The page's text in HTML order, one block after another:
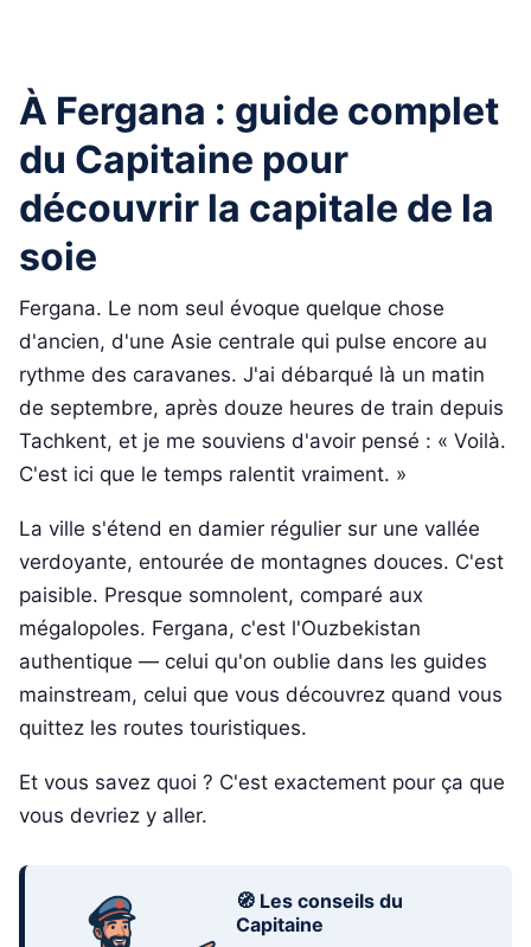
À Fergana : guide complet
du Capitaine pour
découvrir la capitale de la
soie
Fergana. Le nom seul évoque quelque chose
d'ancien, d'une Asie centrale qui pulse encore au
rythme des caravanes. J'ai débarqué là un matin
de septembre, après douze heures de train depuis
Tachkent, et je me souviens d'avoir pensé : « Voilà.
C'est ici que le temps ralentit vraiment. »
La ville s'étend en damier régulier sur une vallée
verdoyante, entourée de montagnes douces. C'est
paisible. Presque somnolent, comparé aux
mégalopoles. Fergana, c'est l'Ouzbekistan
authentique — celui qu'on oublie dans les guides
mainstream, celui que vous découvrez quand vous
quittez les routes touristiques.
Et vous savez quoi ? C'est exactement pour ça que
vous devriez y aller.
🧭 Les conseils du
Capitaine